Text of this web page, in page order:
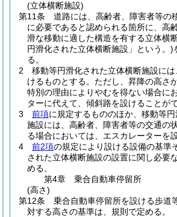
(立体横断施設)
第11条
道路には、高齢者、障害者等の
に必要であると認められる箇所に、高
滑な移動に適した構造を有する立体横
円滑化された立体横断施設」という。)
る。
2
移動等円滑化された立体横断施設に
けるものとする。 ただし、昇降の高さ
特別の理由によりやむを得ない場合に
ターに代えて、傾斜路を設けることがで
3
前項に規定するもののほか、移動等
施設には、高齢者、障害者等の交通の
る場合においては、エスカレーターを
4
前2項の規定により設ける設備の基準
された立体横断施設の設置に関し必要
める。
第4章
乗合自動車停留所
(高さ)
第12条
乗合自動車停留所を設ける歩道
対する高さの基準は、規則で定める。